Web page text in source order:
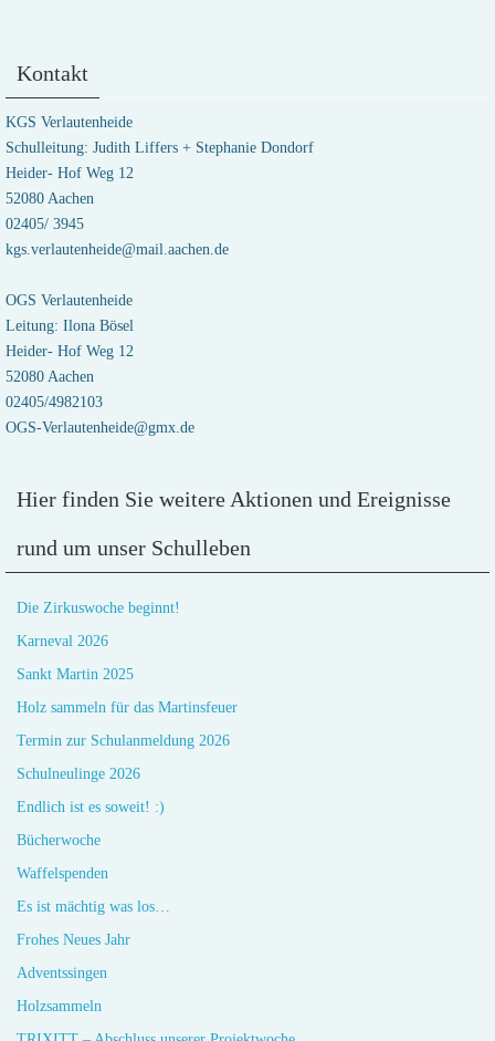
Kontakt
KGS Verlautenheide
Schulleitung: Judith Liffers + Stephanie Dondorf
Heider- Hof Weg 12
52080 Aachen
02405/ 3945
kgs.verlautenheide@mail.aachen.de
OGS Verlautenheide
Leitung: Ilona Bösel
Heider- Hof Weg 12
52080 Aachen
02405/4982103
OGS-Verlautenheide@gmx.de
Hier finden Sie weitere Aktionen und Ereignisse
rund um unser Schulleben
Die Zirkuswoche beginnt!
Karneval 2026
Sankt Martin 2025
Holz sammeln für das Martinsfeuer
Termin zur Schulanmeldung 2026
Schulneulinge 2026
Endlich ist es soweit! :)
Bücherwoche
Waffelspenden
Es ist mächtig was los…
Frohes Neues Jahr
Adventssingen
Holzsammeln